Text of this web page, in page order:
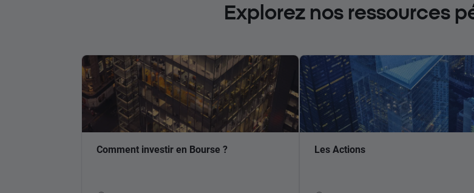
Explorez nos ressources
Comment investir en Bourse ? Les Actions